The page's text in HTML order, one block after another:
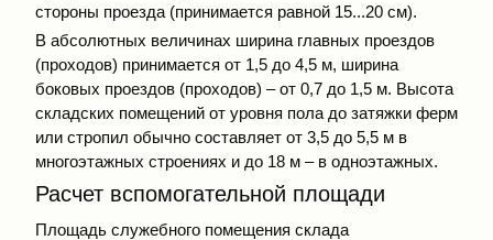
стороны проезда (принимается равной 15...20 см).
В абсолютных величинах ширина главных проездов
(проходов) принимается от 1,5 до 4,5 м, ширина
боковых проездов (проходов) – от 0,7 до 1,5 м. Высота
складских помещений от уровня пола до затяжки ферм
или стропил обычно составляет от 3,5 до 5,5 м в
многоэтажных строениях и до 18 м – в одноэтажных.
Расчет вспомогательной площади
Площадь служебного помещения склада